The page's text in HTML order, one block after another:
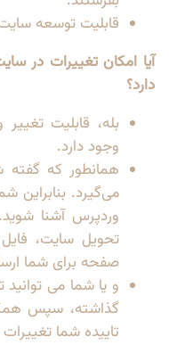
قابلیت توسعه
آیا امکان تغییرات در
دارد؟
بله، قابلیت
وجود دارد.
همانطور که گفته
می‌گیرد. بنابراین
وردپرس آشنا
تحویل سایت،
صفحه برای شما
و یا شما می توانید
گذاشته، سپس
تاییده شما